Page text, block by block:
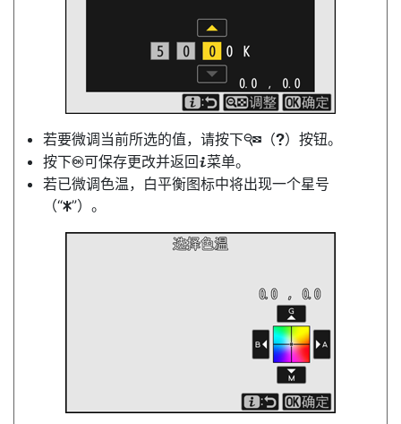
若要微调当前所选的值，请按下W （Q）按钮。
按下J可保存更改并返回 i菜单。
若已微调色温，白平衡图标中将出现一个星号
（“U”）。